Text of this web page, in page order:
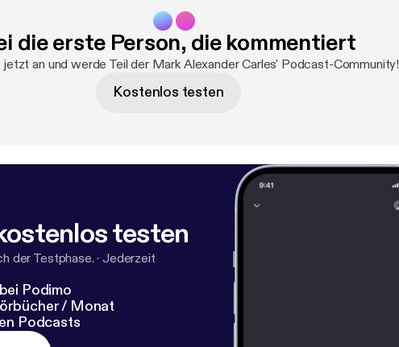
die erste Person, die kommentiert
an und werde Teil der Mark Alexander Carles' Podcast-Community!
Kostenlos testen
testen
der Testphase. · Jederzeit
Podimo
/ Monat
Podcasts